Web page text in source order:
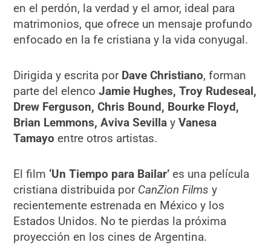
en el perdón, la verdad y el amor, ideal para
matrimonios, que ofrece un mensaje profundo
enfocado en la fe cristiana y la vida conyugal.
Dirigida y escrita por Dave Christiano, forman
parte del elenco Jamie Hughes, Troy Rudeseal,
Drew Ferguson, Chris Bound, Bourke Floyd,
Brian Lemmons, Aviva Sevilla yVanesa
Tamayo entre otros artistas.
El film ‘Un Tiempo para Bailar’ es una película
cristiana distribuida por CanZion Films y
recientemente estrenada en México y los
Estados Unidos. No te pierdas la próxima
proyección en los cines de Argentina.